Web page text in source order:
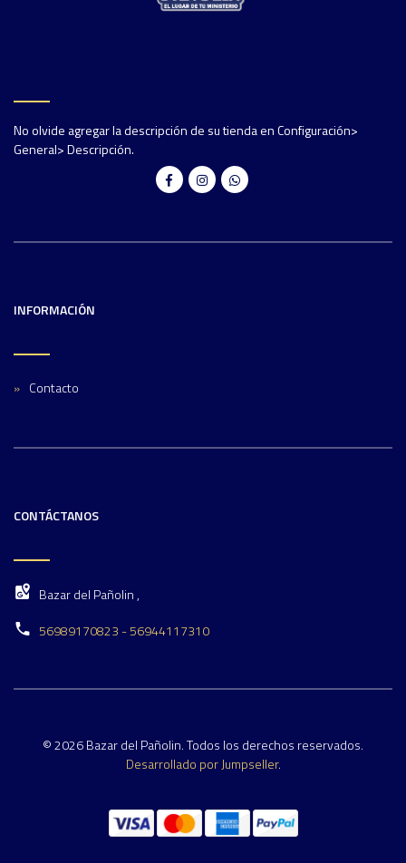
No olvide agregar la descripción de su tienda en Configuración>
General> Descripción.
INFORMACIÓN
Contacto
CONTÁCTANOS
Bazar del Pañolin ,
56989170823 - 56944117310
© 2026 Bazar del Pañolin. Todos los derechos reservados.
Desarrollado por Jumpseller.